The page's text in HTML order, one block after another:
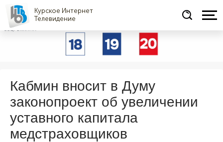
Курское Интернет
Телевидение
СОЦРЕКЛАМА
Кабмин вносит в Думу
законопроект об увеличении
уставного капитала
медстраховщиков